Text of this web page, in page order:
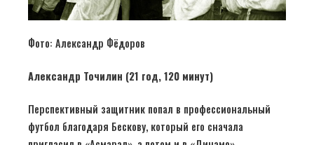
Фото: Александр Фёдоров
Александр Точилин (21 год, 120 минут)
Перспективный защитник попал в профессиональный
футбол благодаря Бескову, который его сначала